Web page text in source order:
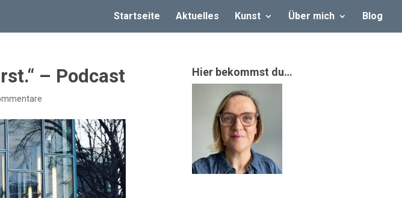
Startseite Aktuelles Kunst Über mich Blog
– Podcast Hier bekommst du…